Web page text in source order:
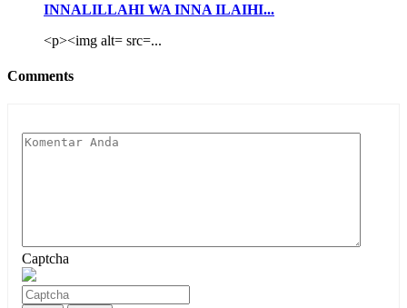
INNALILLAHI WA INNA ILAIHI...
<p><img alt= src=...
Comments
Captcha